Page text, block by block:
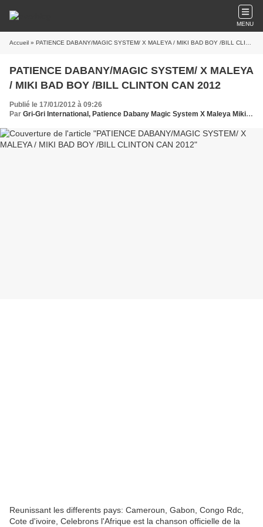
MENU
Accueil » PATIENCE DABANY/MAGIC SYSTEM/ X MALEYA / MIKI BAD BOY /BILL CLINTON CAN 2012
PATIENCE DABANY/MAGIC SYSTEM/ X MALEYA
/ MIKI BAD BOY /BILL CLINTON CAN 2012
Publié le 17/01/2012 à 09:26
Par Gri-Gri International, Patience Dabany Magic System X Maleya Miki Badboy Bill Clinton
Reunissant les differents pays: Cameroun, Gabon, Congo Rdc,
Cote d'ivoire, Celebrons l'Afrique est la chanson officielle de la